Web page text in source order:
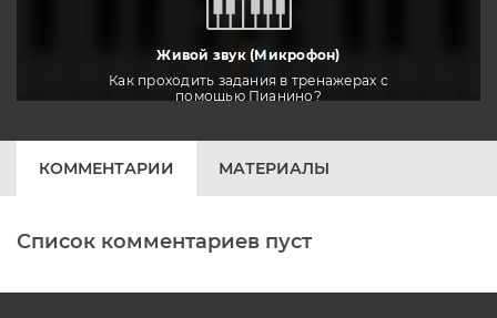
Живой звук (Микрофон)
Как проходить задания в тренажерах с
помощью Пианино?
Печатная клавиатура
тренировать
КОММЕНТАРИИ МАТЕРИАЛЫ
Список комментариев пуст